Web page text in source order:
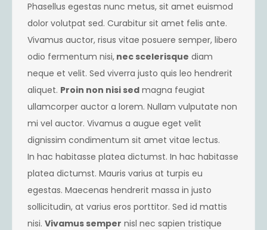
Phasellus egestas nunc metus, sit amet euismod
dolor volutpat sed. Curabitur sit amet felis ante.
Vivamus auctor, risus vitae posuere semper, libero
odio fermentum nisi, nec scelerisque diam
neque et velit. Sed viverra justo quis leo hendrerit
aliquet. Proin non nisi sed magna feugiat
ullamcorper auctor a lorem. Nullam vulputate non
mi vel auctor. Vivamus a augue eget velit
dignissim condimentum sit amet vitae lectus.
In hac habitasse platea dictumst. In hac habitasse
platea dictumst. Mauris varius at turpis eu
egestas. Maecenas hendrerit massa in justo
sollicitudin, at varius eros porttitor. Sed id mattis
nisi. Vivamus semper nisl nec sapien tristique